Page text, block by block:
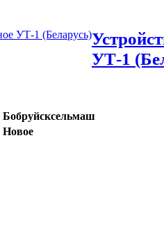
УТ-1
Бобруйсксельмаш
Новое